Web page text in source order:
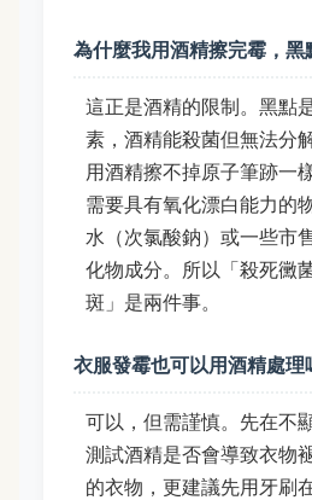
為什麼我用酒精擦完霉，黑
這正是酒精的限制。黑點
素，酒精能殺菌但無法分
用酒精擦不掉原子筆跡一
需要具有氧化漂白能力的
水（次氯酸鈉）或一些市
化物成分。所以「殺死黴
斑」是兩件事。
衣服發霉也可以用酒精處理
可以，但需謹慎。先在不
測試酒精是否會導致衣物
的衣物，更建議先用牙刷